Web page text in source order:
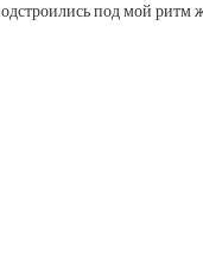
под мой ритм